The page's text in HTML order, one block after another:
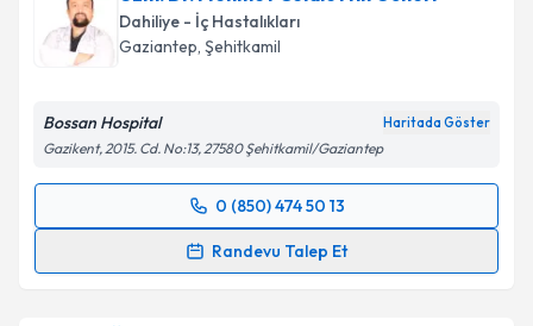
E-posta Adresiniz
Kişisel verilerimin işlenmesine ilişkinAydınlatma
Metni'ni okudum ve kişisel verilerimin belirtilen
kapsamda işlenmesini kabul ediyorum.
Takvim Talebini Gönder
Dahiliye - İç Hastalıkları
Gaziantep, Şehitkamil
Bossan Hospital Haritada Göster
Gazikent, 2015. Cd. No:13, 27580 Şehitkamil/Gaziantep
0 (850) 474 50 13
Randevu Talep Et
Randevu Takvimi Talebi